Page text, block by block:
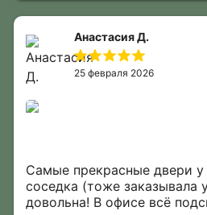
Анастасия Д.
25 февраля 2026
Самые прекрасные двери у
соседка (тоже заказывала
довольна! В офисе всё